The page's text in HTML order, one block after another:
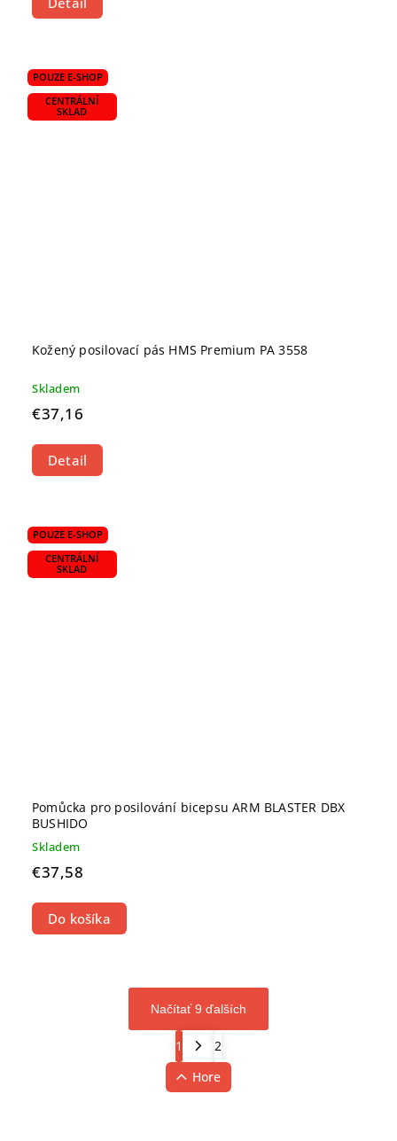
POUZE E-SHOP
CENTRÁLNÍ
SKLAD
Kožený posilovací pás HMS Premium PA 3558
Skladem
€37,16
Detail
POUZE E-SHOP
CENTRÁLNÍ
SKLAD
Pomůcka pro posilování bicepsu ARM BLASTER DBX
BUSHIDO
Skladem
€37,58
Do košíka
Načítať 9 ďalších
1
2
Hore